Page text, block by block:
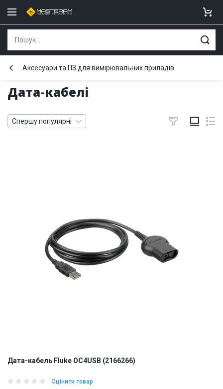
Дата-кабелі
Аксесуари та ПЗ для вимірювальних приладів
Спершу популярні
Дата-кабель Fluke OC4USB (2166266)
Оцінити товар